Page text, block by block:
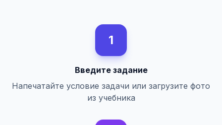
1
Введите задание
Напечатайте условие задачи или загрузите фото
из учебника